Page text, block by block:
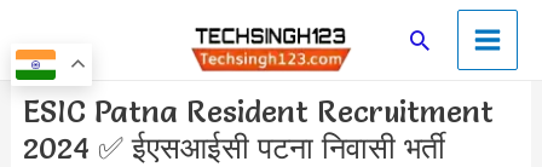
to
content
SearchMain
Menu
ESIC Patna Resident Recruitment
2024 ✅ ईएसआईसी पटना निवासी भर्ती
Post
navigation